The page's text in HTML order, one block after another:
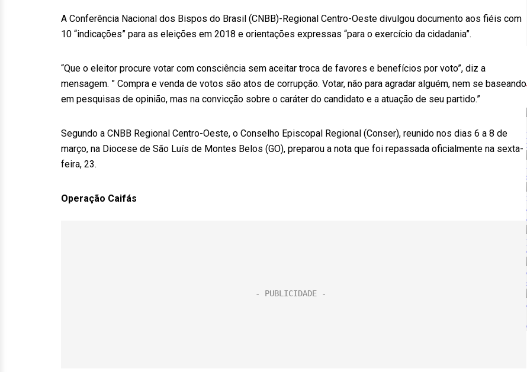
A Conferência Nacional dos Bispos do Brasil (CNBB)-Regional Centro-Oeste divulgou documento aos fiéis com
10 “indicações” para as eleições em 2018 e orientações expressas “para o exercício da cidadania”.
“Que o eleitor procure votar com consciência sem aceitar troca de favores e benefícios por voto”, diz a
mensagem. ” Compra e venda de votos são atos de corrupção. Votar, não para agradar alguém, nem se baseando
em pesquisas de opinião, mas na convicção sobre o caráter do candidato e a atuação de seu partido.”
Segundo a CNBB Regional Centro-Oeste, o Conselho Episcopal Regional (Conser), reunido nos dias 6 a 8 de
março, na Diocese de São Luís de Montes Belos (GO), preparou a nota que foi repassada oficialmente na sexta-
feira, 23.
Operação Caifás